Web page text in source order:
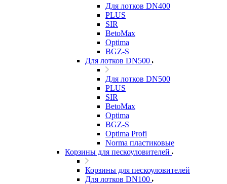
Для лотков DN400
PLUS
SIR
BetoMax
Optima
BGZ-S
Для лотков DN500
Для лотков DN500
PLUS
SIR
BetoMax
Optima
BGZ-S
Optima Profi
Norma пластиковые
Корзины для пескоуловителей
Корзины для пескоуловителей
Для лотков DN100